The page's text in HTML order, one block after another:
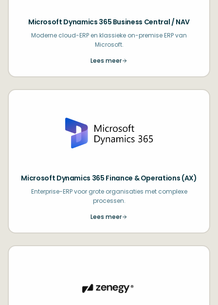
Microsoft Dynamics 365 Business Central / NAV
Moderne cloud-ERP en klassieke on-premise ERP van
Microsoft.
Lees meer
Microsoft Dynamics 365 Finance & Operations (AX)
Enterprise-ERP voor grote organisaties met complexe
processen.
Lees meer